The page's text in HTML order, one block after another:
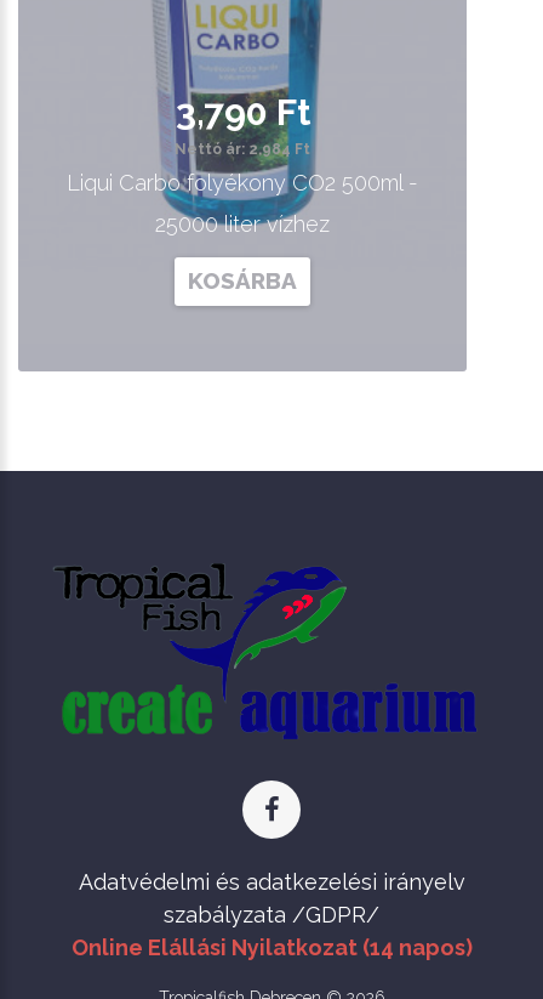
3,790 Ft
Nettó ár: 2,984 Ft
Liqui Carbo folyékony CO2 500ml -
25000 liter vízhez
KOSÁRBA
Adatvédelmi és adatkezelési irányelv
szabályzata /GDPR/
Online Elállási Nyilatkozat (14 napos)